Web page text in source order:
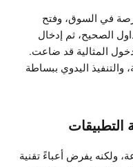
في السوق، وفتح
الصحيح، ثم إدخال
المثالية قد ضاعت.
والتنفيذ اليدوي ببساطة
ولكنه يفرض أعباءً تقنية